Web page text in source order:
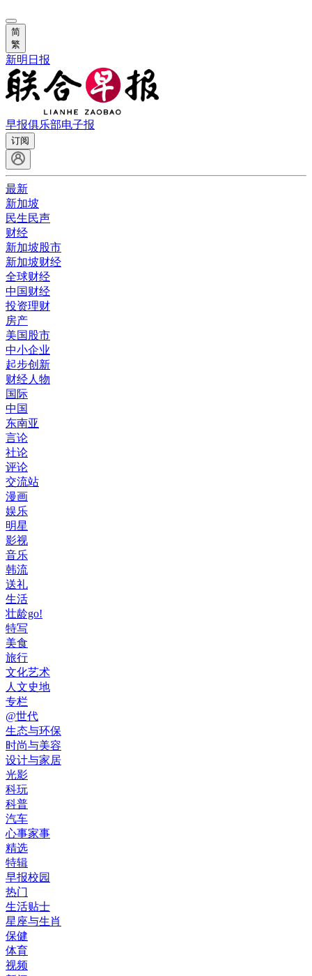
简
繁
新明日报
早报俱乐部电子报
订阅
最新
新加坡
民生民声
财经
新加坡股市
新加坡财经
全球财经
中国财经
投资理财
房产
美国股市
中小企业
起步创新
财经人物
国际
中国
东南亚
言论
社论
评论
交流站
漫画
娱乐
明星
影视
音乐
韩流
送礼
生活
壮龄go!
特写
美食
旅行
文化艺术
人文史地
专栏
@世代
生态与环保
时尚与美容
设计与家居
光影
科玩
科普
汽车
心事家事
精选
特辑
早报校园
热门
生活贴士
星座与生肖
保健
体育
视频